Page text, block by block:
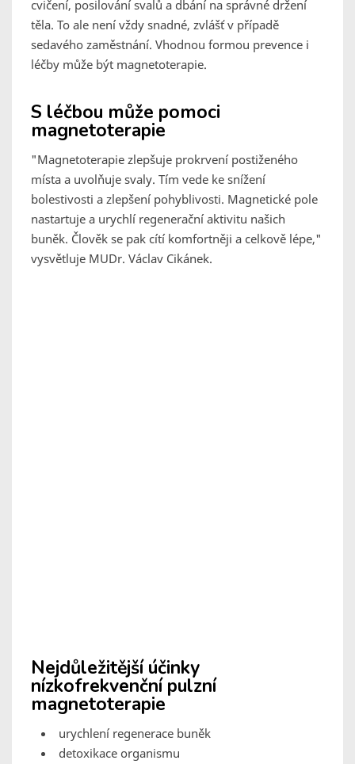
cvičení, posilování svalů a dbání na správné držení
těla. To ale není vždy snadné, zvlášť v případě
sedavého zaměstnání. Vhodnou formou prevence i
léčby může být magnetoterapie.
S léčbou může pomoci
magnetoterapie
"Magnetoterapie zlepšuje prokrvení postiženého
místa a uvolňuje svaly. Tím vede ke snížení
bolestivosti a zlepšení pohyblivosti. Magnetické pole
nastartuje a urychlí regenerační aktivitu našich
buněk. Člověk se pak cítí komfortněji a celkově lépe,"
vysvětluje MUDr. Václav Cikánek.
Nejdůležitější účinky
nízkofrekvenční pulzní
magnetoterapie
urychlení regenerace buněk
detoxikace organismu